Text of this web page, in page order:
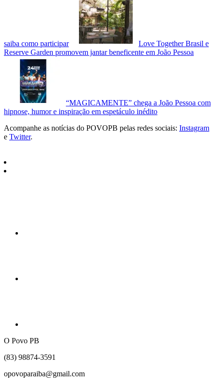
saiba como participar
Love Together Brasil e
Reserve Garden promovem jantar beneficente em João Pessoa
“MAGICAMENTE” chega a João Pessoa com
hipnose, humor e inspiração em espetáculo inédito
Acompanhe as notícias do POVOPB pelas redes sociais: Instagram
e Twitter.
O Povo PB
(83) 98874-3591
opovoparaiba@gmail.com